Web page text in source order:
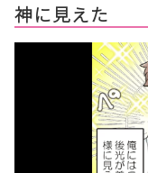
神に見えた